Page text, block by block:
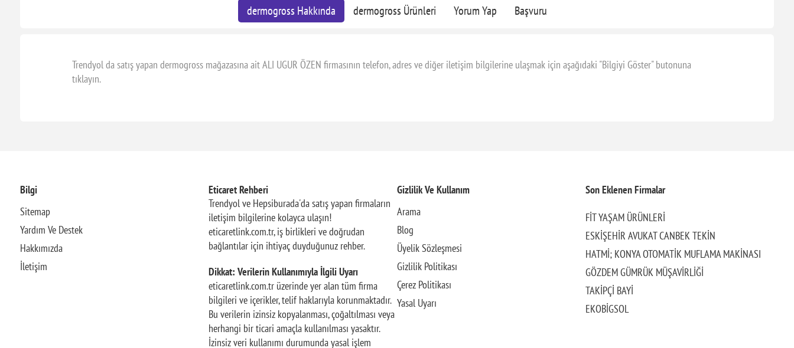
dermogross Hakkında dermogross Ürünleri Yorum Yap Başvuru
Trendyol da satış yapan dermogross mağazasına ait ALI UGUR ÖZEN firmasının telefon, adres ve diğer iletişim bilgilerine ulaşmak için aşağıdaki "Bilgiyi Göster" butonuna
tıklayın.
Bilgi
Sitemap
Yardım Ve Destek
Hakkımızda
İletişim
Eticaret Rehberi
Trendyol ve Hepsiburada'da satış yapan firmaların
iletişim bilgilerine kolayca ulaşın!
eticaretlink.com.tr, iş birlikleri ve doğrudan
bağlantılar için ihtiyaç duyduğunuz rehber.
Dikkat: Verilerin Kullanımıyla İlgili Uyarı
eticaretlink.com.tr üzerinde yer alan tüm firma
bilgileri ve içerikler, telif haklarıyla korunmaktadır.
Bu verilerin izinsiz kopyalanması, çoğaltılması veya
herhangi bir ticari amaçla kullanılması yasaktır.
İzinsiz veri kullanımı durumunda yasal işlem
Gizlilik Ve Kullanım
Arama
Blog
Üyelik Sözleşmesi
Gizlilik Politikası
Çerez Politikası
Yasal Uyarı
Son Eklenen Firmalar
FİT YAŞAM ÜRÜNLERİ
ESKİŞEHİR AVUKAT CANBEK TEKİN
HATMİ; KONYA OTOMATİK MUFLAMA MAKİNASI
GÖZDEM GÜMRÜK MÜŞAVİRLİĞİ
TAKİPÇİ BAYİ
EKOBİGSOL